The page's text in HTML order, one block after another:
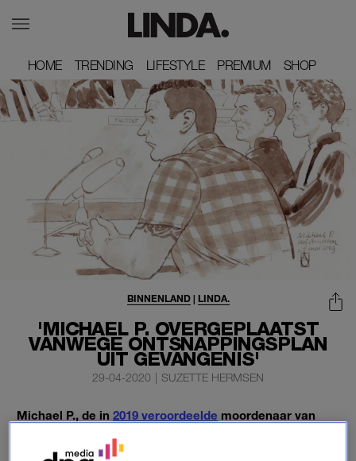
HOME
HOME TRENDING
TRENDING LIFESTYLE
LIFESTYLE PREMIUM
PREMIUM SHOP
SHOP
'MICHAEL P. OVERGEPLAATST
VANWEGE ONTSNAPPINGSPLAN
UIT GEVANGENIS'
BINNENLAND| LINDA.
29-04-2020 | SUZETTE HERMSEN
Michael P., de in 2019 veroordeelde moordenaar van
ontsnappingsplan.